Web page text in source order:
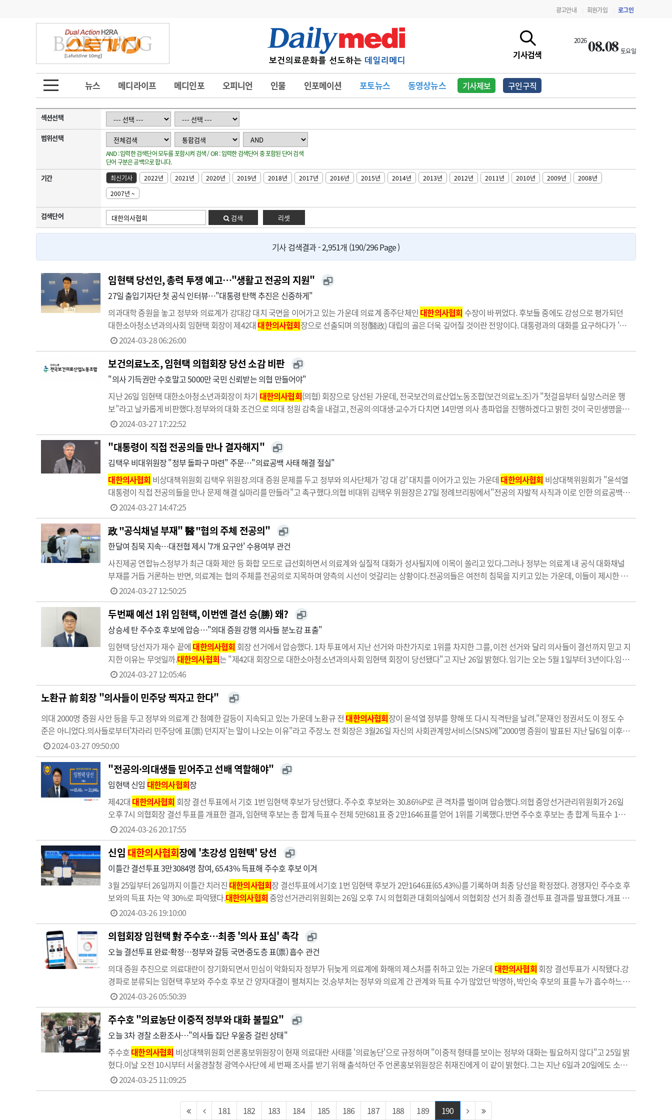
광고안내 회원가입 로그인
기사검색
202608.08 토요일
뉴스 메디라이프 메디인포 오피니언 인물 인포메이션 포토뉴스 동영상뉴스 기사제보 구인구직
금주의 검색어
1
의사인력 수급 추계
성분명 처방
AI의료
4
전공의 모집 결과
5
의사국시 합격률
6
관리급여 실시
10 약가인하
메디인포 사고
오피니언 칼럼 수첩
인물 초대석 피플
동영상뉴스
포토뉴스 포토뉴스
지역병원 중소병원
인포메이션 행정처분 판례 유권해석 정책/통계 공시 지침·기준·평가 약제급여 심사 결과
학회·연수강좌 학회/연수강좌 행사
고객센터 회사소개 법적고지 광고안내
섹션선택
범위선택
AND : 입력한 검색단어 모두를 포함시켜 검색 / OR : 입력한 검색단어 중 포함된 단어 검색
단어 구분은 공백으로 합니다.
기간 최신기사 2022년 2021년 2020년 2019년 2018년 2017년 2016년 2015년 2014년 2013년 2012년 2011년 2010년 2009년
2008년
2007년 ~
검색단어 검색 리셋
기사 검색결과 - 2,951개 (190/296 Page )
임현택 당선인, 총력 투쟁 예고…"생활고 전공의 지원"
27일 출입기자단 첫 공식 인터뷰…"대통령 탄핵 추진은 신중하게"
의과대학 증원을 놓고 정부와 의료계가 강대강 대치 국면을 이어가고 있는 가운데 의료계 종주단체인 대한의사협회 수장이 바뀌었다. 후보들 중에도 강성으로 평가되던
대한소아청소년과의사회 임현택 회장이 제42대 대한의사협회장으로 선출되며 의정(醫政) 대립의 골은 더욱 깊어질 것이란 전망이다. 대통령과의 대화를 요구하다가 '입
틀막'을 당해 더 유명해진 그는 27일 의협 출입 전문지 기자단과 가진 당선 후 첫 공식 기자회견에서 "의료 현안 대응에는 강력하게, 의협 회무는 유연하게 운영하겠다"는
계획을 밝혔다. 임기 중 의…
2024-03-28 06:26:00
보건의료노조, 임현택 의협회장 당선 소감 비판
"의사 기득권만 수호말고 5000만 국민 신뢰받는 의협 만들어야"
지난 26일 임현택 대한소아청소년과회장이 차기 대한의사협회(의협) 회장으로 당선된 가운데, 전국보건의료산업노동조합(보건의료노조)가 "첫걸음부터 실망스러운 행
보"라고 날카롭게 비판했다.정부와의 대화 조건으로 의대 정원 감축을 내걸고, 전공의·의대생·교수가 다치면 14만명 의사 총파업을 진행하겠다고 밝힌 것이 국민생명을
담보로 의사 기득권을 지키려는 행보라는 이유다.27일 보건의료노조는 입장문을 통해 "임현택 당선인 발언은 무책임하고 그의 발언과 행보는 매우 실망스럽다"고 비판했
다.노조는 …
2024-03-27 17:22:52
"대통령이 직접 전공의들 만나 결자해지"
김택우 비대위원장 "정부 돌파구 마련" 주문…"의료공백 사태 해결 절실"
대한의사협회 비상대책위원회 김택우 위원장.의대 증원 문제를 두고 정부와 의사단체가 '강 대 강' 대치를 이어가고 있는 가운데 대한의사협회 비상대책위원회가 "윤석열
대통령이 직접 전공의들을 만나 문제 해결 실마리를 만들라"고 촉구했다.의협 비대위 김택우 위원장은 27일 정례브리핑에서"전공의 자발적 사직과 이로 인한 의료공백이
계속되고 있고, 의대교수까지 사직 행렬에 나서고 있어 악화일로 양상"이라고 말했다.이어 "최근 일주일 간 전국의대교수협의회 등 여러 의료계 직역과 정…
2024-03-27 14:47:25
政 "공식채널 부재" 醫 "협의 주체 전공의"
한달여 침묵 지속…대전협 제시 '7개 요구안' 수용여부 관건
사진제공 연합뉴스정부가 최근 대화 제안 등 화합 모드로 급선회하면서 의료계와 실질적 대화가 성사될지에 이목이 쏠리고 있다.그러나 정부는 의료계 내 공식 대화채널
부재를 거듭 거론하는 반면, 의료계는 협의 주체를 전공의로 지목하며 양측의 시선이 엇갈리는 상황이다.전공의들은 여전히 침묵을 지키고 있는 가운데, 이들이 제시한 7
가지 요구안을 정부가 수용할지가 대화 성사의 최대 관건이 될 것으로 보인다.의대 증원 발표 D+50, 대화 상대 찾는 정부한덕수 국무총리는 지난 26일 오후 서울의대에서
의료‧교육계 관계자들과 가진…
2024-03-27 12:50:25
두번째 예선 1위 임현택, 이번엔 결선 승(勝) 왜?
상승세 탄 주수호 후보에 압승…"의대 증원 강행 의사들 분노감 표출"
임현택 당선자가 재수 끝에 대한의사협회 회장 선거에서 압승했다. 1차 투표에서 지난 선거와 마찬가지로 1위를 차지한 그를, 이전 선거와 달리 의사들이 결선까지 믿고 지
지한 이유는 무엇일까.대한의사협회는 "제42대 회장으로 대한소아청소년과의사회 임현택 회장이 당선됐다"고 지난 26일 밝혔다. 임기는 오는 5월 1일부터 3년이다.임 당
선인은 총 유효 투표수 3만3084표 중 2만1646표(65.43%)를 획득해 당선이 확정됐다. 결선에 함께 오른 주수호 미래의료포럼 대표는 1만1438표(34.57%)를 얻었다.두…
2024-03-27 12:05:46
노환규 前 회장 "의사들이 민주당 찍자고 한다"
의대 2000명 증원 사안 등을 두고 정부와 의료계 간 첨예한 갈등이 지속되고 있는 가운데 노환규 전 대한의사협회장이 윤석열 정부를 향해 또 다시 직격탄을 날려."문재인 정권서도 이 정도 수
준은 아니었다.의사들로부터'차라리 민주당에 표(票) 던지자'는 말이 나오는 이유"라고 주장.노 전 회장은 3월26일 자신의 사회관계망서비스(SNS)에"2000명 증원이 발표된 지난 달6일 이후4
시간을 넘어 잔 날이 거의 없다"며"전공의들 빈 자리를 지키느라 무리를 하는 것도 아닌데 극심한 스트레스로…
2024-03-27 09:50:00
"전공의·의대생들 믿어주고 선배 역할해야"
임현택 신임 대한의사협회장
제42대 대한의사협회 회장 결선 투표에서 기호 1번 임현택 후보가 당선됐다. 주수호 후보와는 30.86%P로 큰 격차를 벌이며 압승했다.의협 중앙선거관리위원회가 26일
오후 7시 의협회장 결선 투표를 개표한 결과, 임현택 후보는 총 합계 득표수 전체 5만681표 중 2만1646표를 얻어 1위를 기록했다.반면 주수호 후보는 총 합계 득표수 1만
1438표를 얻었다. 임 후보와 주수호 후보 표 차이는 1만208표였다.이번 결선투표는 총 유권자 5만681명 중 3만3084명이 투표에 참여, 투표율 65.28%를 기록했다.이는
앞선…
2024-03-26 20:17:55
신임 대한의사협회장에 '초강성 임현택' 당선
이틀간 결선투표 3만3084명 참여, 65.43% 득표해 주수호 후보 이겨
3월 25일부터 26일까지 이틀간 치러진 대한의사협회장 결선투표에서기호 1번 임현택 후보가 2만1646표(65.43%)를 기록하며 최종 당선을 확정졌다. 경쟁자인 주수호 후
보와의 득표 차는 약 30%로 파악됐다.대한의사협회중앙선거관리위원회는 26일 오후 7시 의협회관 대회의실에서 의협회장 선거 최종 결선투표 결과를 발표했다.개표 결
과, 전체 5만681명의 선거권자 가운데 유효투표수는 총 3만 3084명이 참여했다.임현택 당선자는 1970년생으로 충남대 의대를 졸업한 소아청소년과 전문의다. 림스소아
청소년과의원을…
2024-03-26 19:10:00
의협회장 임현택 對 주수호…최종 '의사 표심' 촉각
오늘 결선투표 완료·확정…정부와 갈등 국면·중도층 표(票) 흡수 관건
의대 증원 추진으로 의료대란이 장기화되면서 민심이 악화되자 정부가 뒤늦게 의료계에 화해의 제스처를 취하고 있는 가운데 대한의사협회 회장 결선투표가 시작됐다.강
경파로 분류되는 임현택 후보와 주수호 후보 간 양자대결이 펼쳐지는 것.승부처는 정부와 의료계 간 관계와 득표 수가 많았던 박명하, 박인숙 후보의 표를 누가 흡수하느냐
에 달렸다.의협 중앙선거관리위원회에 따르면 의협 회장 결선 투표는 3월 25일 8시부터 26일 18시까지 실시된다. 당선인은 26일 오후 7시 개표 후 최종 확정된다.1차 투표
결과에 따라 최다득표자인 임현택 후…
2024-03-26 05:50:39
주수호 "의료농단 이중적 정부와 대화 불필요"
오늘 3차 경찰 소환조사…"의사들 집단 우울증 걸린 상태"
주수호대한의사협회 비상대책위원회 언론홍보위원장이 현재 의료대란 사태를 '의료농단'으로 규정하며 "이중적 형태를 보이는 정부와 대화는 필요하지 않다"고 25일 밝
혔다.이날 오전 10시부터 서울경찰청 광역수사단에 세 번째 조사를 받기 위해 출석하던 주 언론홍보위원장은 취재진에게 이 같이 밝혔다. 그는 지난 6일과 20일에도 소환
조사를 받은 바 있다."국정조사 통해 의료농단 초래한 책임자 처벌 강력히 촉구"주 언론홍보위원장은 "'대한민국 의사가 부족하다'는 왜곡된 선동으로 시작된 현재 사…
2024-03-25 11:09:25
181 182 183 184 185 186 187 188 189 190